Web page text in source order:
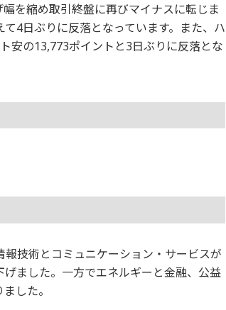
を縮め取引終盤に再びマイナスに転じま
4日ぶりに反落となっています。また、ハ
安の13,773ポイントと3日ぶりに反落とな
技術とコミュニケーション・サービスが
ました。一方でエネルギーと金融、公益
した。